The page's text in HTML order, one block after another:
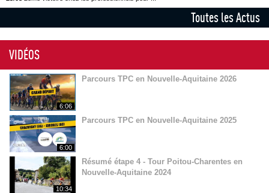
Toutes les Actus
VIDÉOS
6:06
Parcours TPC en Nouvelle-Aquitaine 2026
6:00
Parcours TPC en Nouvelle-Aquitaine 2025
10:34
Résumé étape 4 - Tour Poitou-Charentes en
Nouvelle-Aquitaine 2024